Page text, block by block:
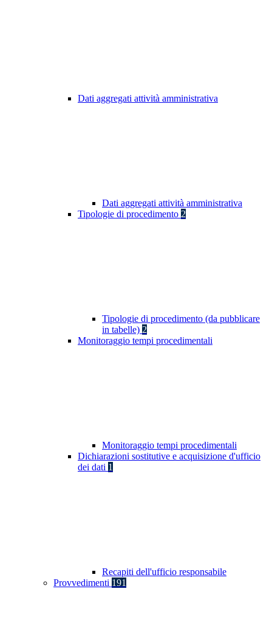
Dati aggregati attività amministrativa
Dati aggregati attività amministrativa
Tipologie di procedimento 2
Tipologie di procedimento (da pubblicare
in tabelle) 2
Monitoraggio tempi procedimentali
Monitoraggio tempi procedimentali
Dichiarazioni sostitutive e acquisizione d'ufficio
dei dati 1
Recapiti dell'ufficio responsabile
Provvedimenti 191